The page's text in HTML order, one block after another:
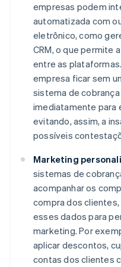
empresas podem
automatizada com
eletrônico, como
CRM, o que permite
entre as
empresa ficar sem
sistema de
imediatamente para
evitando, assim, a
possíveis
Marketing
sistemas de
acompanhar os
compra dos
esses dados para
marketing. Por
aplicar descontos,
contas dos clientes